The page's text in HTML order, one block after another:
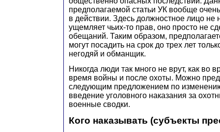
предполагаемой статьи УК вообще
в действии. Здесь должностное лицо не
ущемляет чьих-то прав, оно просто не
обещаний. Таким образом,
могут посадить на срок до трех лет
негодяй и обманщик.
Никогда люди так много не врут, как во
время войны и после охоты. Можно
следующим предложением по
введение уголовного наказания за
военные сводки.
Кого наказывать (субъекты